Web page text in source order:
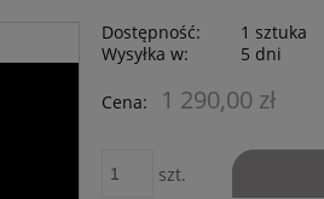
Dostępność:
1 sztuka
Wysyłka w:
5 dni
Cena: 1 290,00 zł
szt.